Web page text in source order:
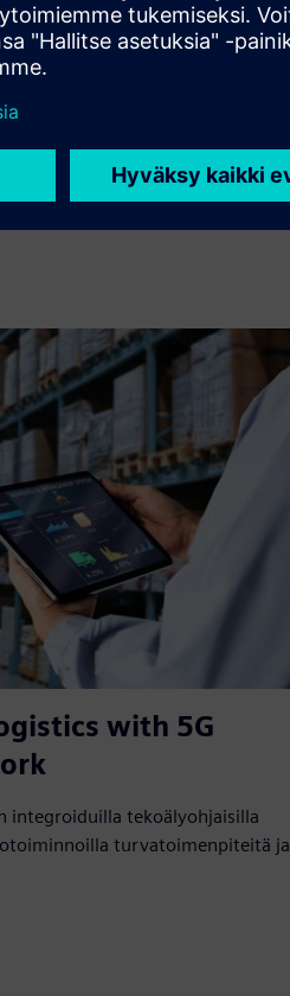
with 5G
integroiduilla tekoälyohjaisilla
turvatoimenpiteitä ja